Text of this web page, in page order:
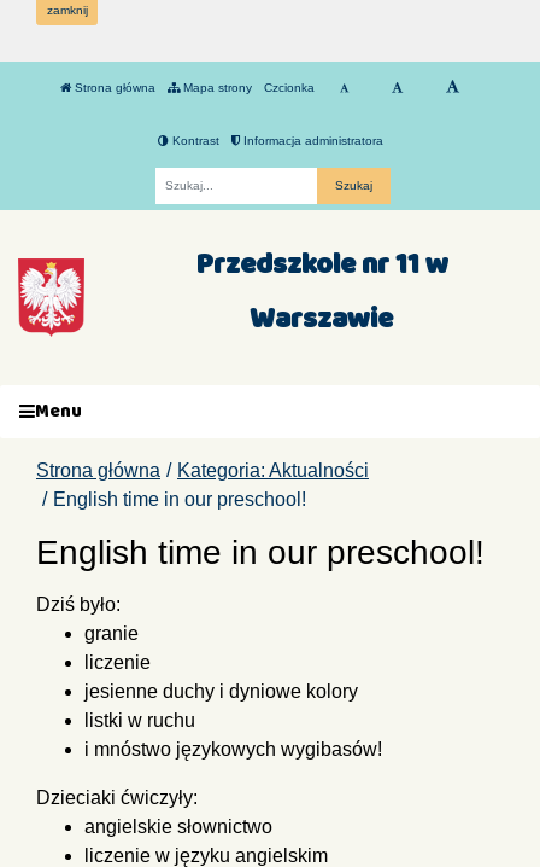
zamknij
Strona główna Mapa strony Czcionka
Kontrast Informacja administratora
Przedszkole nr 11 w
Warszawie
Menu
Strona główna
Kategoria: Aktualności
English time in our preschool!
English time in our preschool!
Dziś było:
granie
liczenie
jesienne duchy i dyniowe kolory
listki w ruchu
i mnóstwo językowych wygibasów!
Dzieciaki ćwiczyły:
angielskie słownictwo
liczenie w języku angielskim